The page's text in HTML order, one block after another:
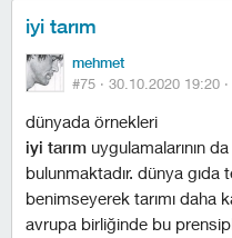
i̇yi tarım
mehmet
#75 · 30.10.2020 19:20 ·
dünyada örnekleri
i̇yi tarım uygulamalarının
bulunmaktadır. dünya gıda
benimseyerek tarımı daha
avrupa birliğinde bu